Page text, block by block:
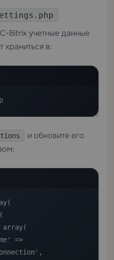
Bitrix учетные данные
храниться в:
и обновите его